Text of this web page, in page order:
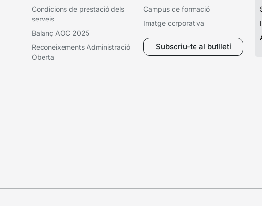
Condicions de prestació dels
serveis
Balanç AOC 2025
Reconeixements Administració
Oberta
Campus de formació
Imatge corporativa
Subscriu-te al butlletí